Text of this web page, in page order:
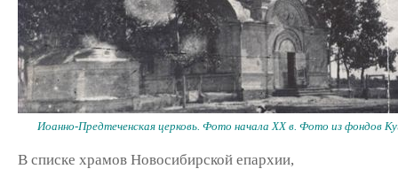
Иоанно-Предтеченская церковь. Фото начала XX в. Фото из фондов
В списке храмов Новосибирской епархии,